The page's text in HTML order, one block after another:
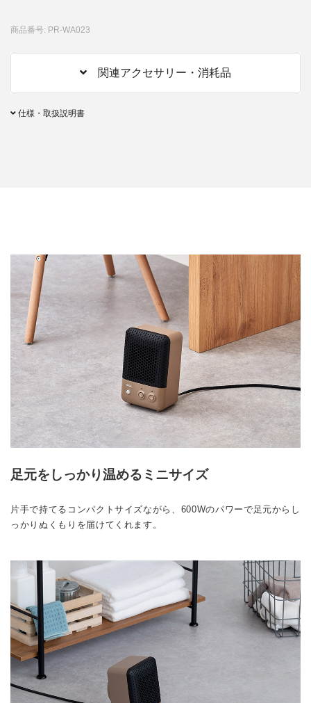
商品番号: PR-WA023
関連アクセサリー・消耗品
仕様・取扱説明書
足元をしっかり温めるミニサイズ
片手で持てるコンパクトサイズながら、600Wのパワーで足元からし
っかりぬくもりを届けてくれます。